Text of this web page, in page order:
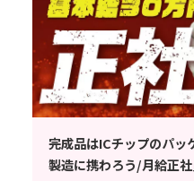
完成品はICチップのパッ
製造に携わろう/月給正